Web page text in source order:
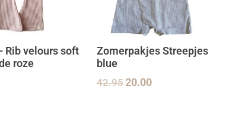
Rib velours soft
roze
Zomerpakjes Streepjes
blue
42.9520.00